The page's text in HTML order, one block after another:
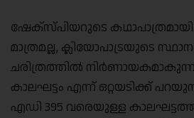
ഷേക്‌സ്‌പിയറുടെ
മാത്രമല്ല, ക്ലിയോപാട്രയുടെ
ചരിത്രത്തിൽ
കാലഘട്ടം എന്ന് ഒറ്റയടിക്ക്
എഡി 395 വരെയുള്ള